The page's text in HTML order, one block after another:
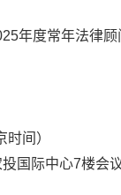
年度常年法律
时间）
国际中心7楼会